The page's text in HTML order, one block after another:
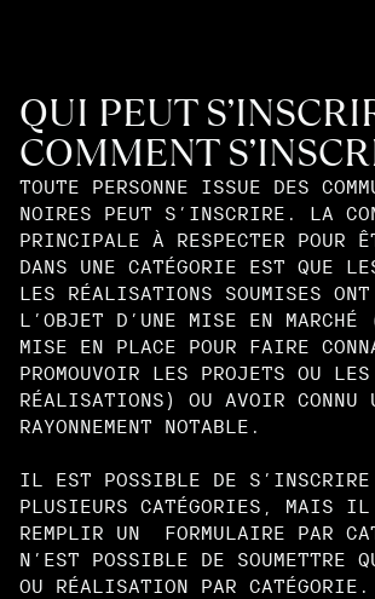
QUI PEUT
COMMENT
TOUTE PERSONNE ISSUE DES
NOIRES PEUT S’INSCRIRE. LA
PRINCIPALE À RESPECTER POUR
DANS UNE CATÉGORIE EST QUE
LES RÉALISATIONS SOUMISES
L’OBJET D’UNE MISE EN MARCHÉ
MISE EN PLACE POUR FAIRE
PROMOUVOIR LES PROJETS OU LES
RÉALISATIONS) OU AVOIR CONNU
RAYONNEMENT NOTABLE.
IL EST POSSIBLE DE S’INSCRIRE
PLUSIEURS CATÉGORIES, MAIS IL
REMPLIR UN FORMULAIRE PAR
N’EST POSSIBLE DE SOUMETTRE
OU RÉALISATION PAR CATÉGORIE.